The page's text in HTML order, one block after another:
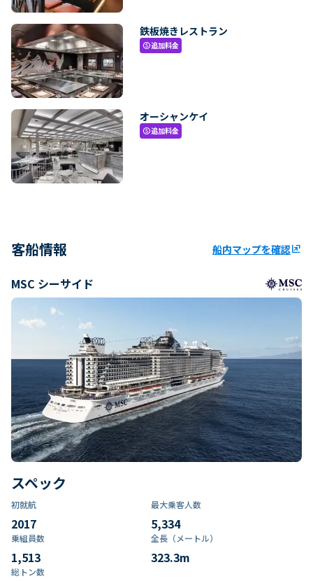
鉄板焼きレストラン
paid追加料金
オーシャンケイ
paid追加料金
客船情報 船内マップを確認ungroup
MSC シーサイド
スペック
初就航
2017
最大乗客人数
5,334
乗組員数​
1,513
全長（メートル）
323.3m
総トン数​